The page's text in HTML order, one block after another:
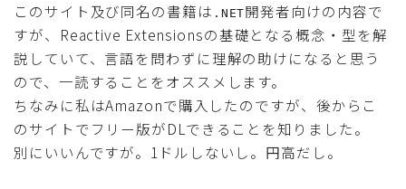
このサイト及び同名の書籍は .NET開発者向けの内容で
すが、Reactive Extensionsの基礎となる概念・型を解
説していて、言語を問わずに理解の助けになると思う
ので、一読することをオススメします。
ちなみに私はAmazonで購入したのですが、後からこ
のサイトでフリー版がDLできることを知りました。
別にいいんですが。1ドルしないし。円高だし。